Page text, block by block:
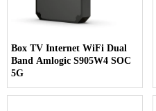
Box TV Internet WiFi Dual
Band Amlogic S905W4 SOC
5G